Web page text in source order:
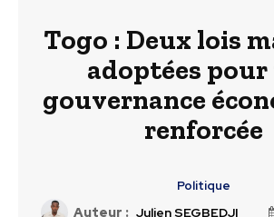
Togo : Deux lois
adoptées pour
gouvernance
renforcée
Politique
Auteur : Julien SEGBEDJI